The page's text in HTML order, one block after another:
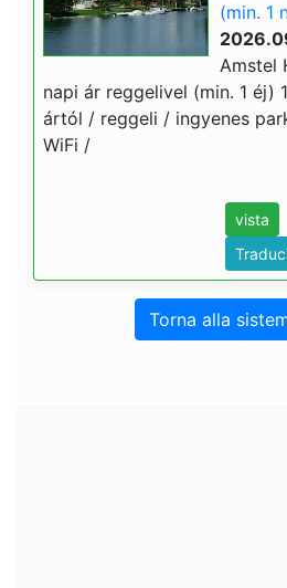
(min. 1
Amstel
napi ár reggelivel (min. 1 éj)
ártól / reggeli / ingyenes
WiFi /
vista
Torna alla